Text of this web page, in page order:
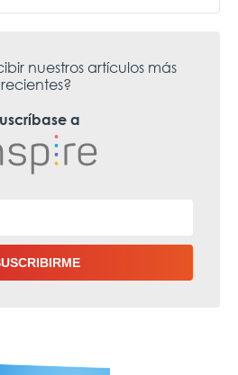
nuestros artículos más
recientes?
a